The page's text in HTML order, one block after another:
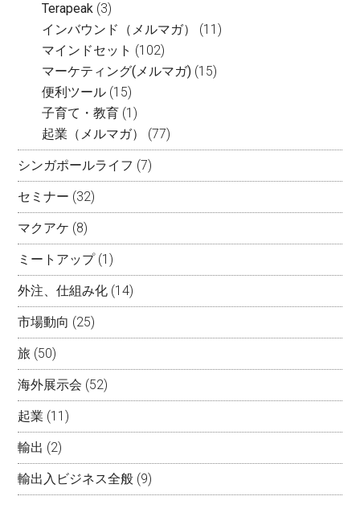
Terapeak (3)
インバウンド（メルマガ）
(11)
マインドセット (102)
マーケティング(メルマガ) (15)
便利ツール (15)
子育て・教育 (1)
起業（メルマガ）
(77)
シンガポールライフ (7)
セミナー (32)
マクアケ (8)
ミートアップ(1)
外注、仕組み化 (14)
市場動向 (25)
旅 (50)
海外展示会 (52)
起業 (11)
輸出 (2)
輸出入ビジネス全般 (9)